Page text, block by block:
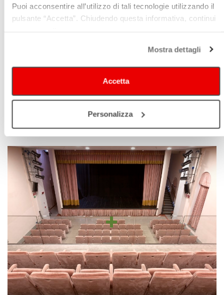
Puoi acconsentire all’utilizzo di tali tecnologie utilizzando il
pulsante “Accetta”. Chiudendo questa informativa, continui
Mostra dettagli
Accetta
Personalizza
TEATRO SOCIALE